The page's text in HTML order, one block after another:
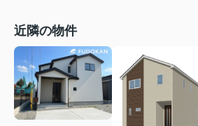
近隣の物件